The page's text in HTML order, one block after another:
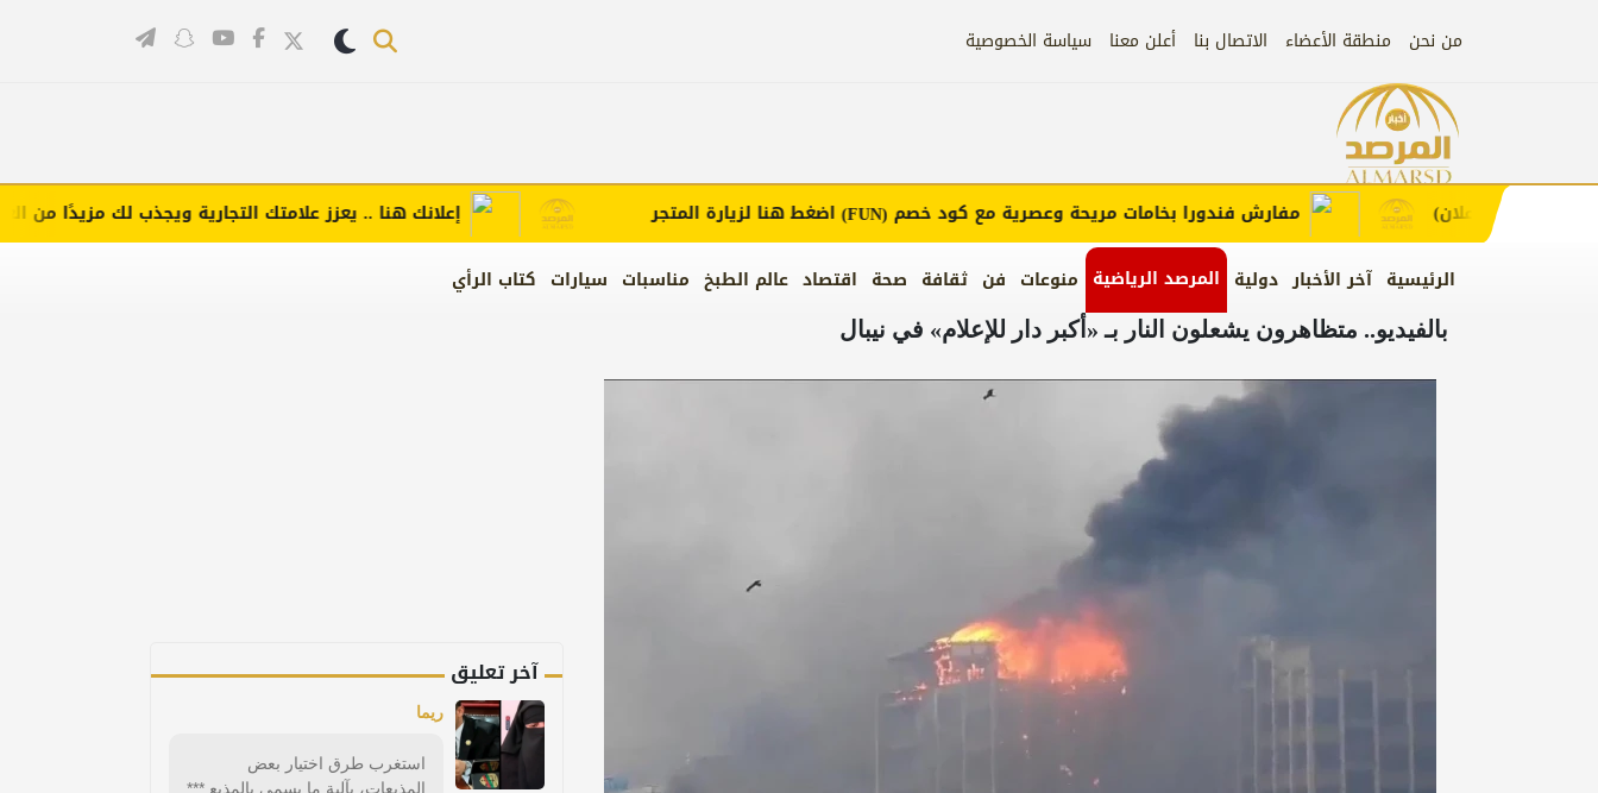
من نحن منطقة الأعضاء الاتصال بنا أعلن معنا سياسة الخصوصية
الرئيسية آخر الأخبار دولية المرصد الرياضية منوعات فن ثقافة صحة اقتصاد عالم الطبخ مناسبات سيارات كتاب الرأي
إعلانك هنا .. يعزز علامتك التجارية ويجذب لك مزيدًا من مفارش فندورا بخامات مريحة وعصرية مع كود خصم(FUN)اضغط هنا لزيارة المتجر الإعلان)
بالفيديو.. متظاهرون يشعلون النار بـ «أكبر دار للإعلام» في نيبال
آخر تعليق
ريما
استغرب طرق اختيار بعض
المذيعات، بآلية ما يسمى بالمذيع ***